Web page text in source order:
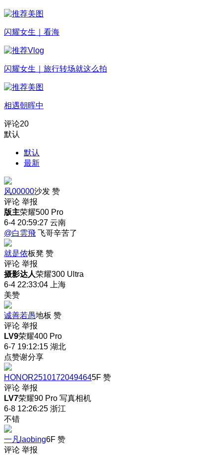
闪耀女生｜看海
闪耀女生｜旅行转场就这么拍
相遇朝晖中
评论20
默认
默认
最新
风00000沙发 赞
评论 举报
版主荣耀500 Pro
6-4 20:59:27 云南
@白雲飛 飞哥辛苦了
就是侬板凳 赞
评论 举报
摄影达人荣耀300 Ultra
6-4 22:33:04
上海
美赞
诚善若愚地板 赞
评论 举报
LV9荣耀400 Pro
6-7 19:12:15 湖北
点赞谢分享
HONOR25101720494645F 赞
评论 举报
LV7荣耀90 Pro 写真相机
6-8 12:26:25 浙江
不错
一凡laobing6F 赞
评论 举报